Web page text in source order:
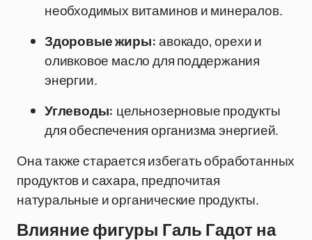
необходимых витаминов и минералов.
Здоровые жиры:авокадо, орехи и
оливковое масло для поддержания
энергии.
Углеводы: цельнозерновые продукты
для обеспечения организма энергией.
Она также старается избегать обработанных
продуктов и сахара, предпочитая
натуральные и органические продукты.
Влияние фигуры Галь Гадот на